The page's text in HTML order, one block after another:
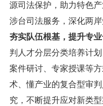
源司法保护，助力特色
涉台司法服务，深化两
夯实队伍根基，提升专业
判人才分层分类培养计
案件研讨、专家授课等
术、懂产业的复合型审
究，不断提升应对新类